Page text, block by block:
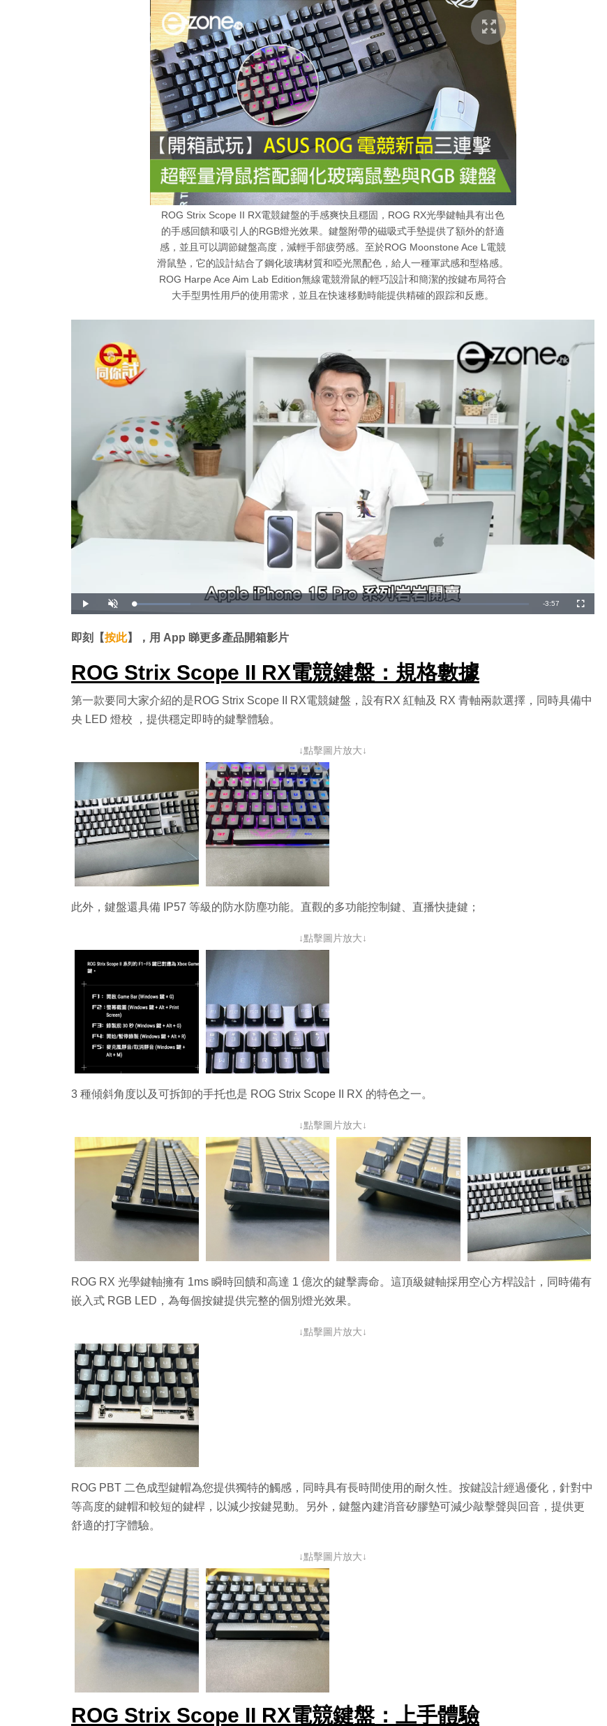
ROG Strix Scope II RX電競鍵盤的手感爽快且穩固，ROG RX光學鍵軸具有出色
的手感回饋和吸引人的RGB燈光效果。鍵盤附帶的磁吸式手墊提供了額外的舒適
感，並且可以調節鍵盤高度，減輕手部疲勞感。至於ROG Moonstone Ace L電競
滑鼠墊，它的設計結合了鋼化玻璃材質和啞光黑配色，給人一種軍武感和型格感。
ROG Harpe Ace Aim Lab Edition無線電競滑鼠的輕巧設計和簡潔的按鍵布局符合
大手型男性用戶的使用需求，並且在快速移動時能提供精確的跟踪和反應。
播
放
開
啟
載
入
1
4
%
剩
-3:57
全
螢
即刻【按此】，用 App 睇更多產品開箱影片
ROG Strix Scope II RX電競鍵盤：規格數據
第一款要同大家介紹的是ROG Strix Scope II RX電競鍵盤，設有RX 紅軸及 RX 青軸兩款選擇，同時具備中
央 LED 燈校 ，提供穩定即時的鍵擊體驗。
↓點擊圖片放大↓
此外，鍵盤還具備 IP57 等級的防水防塵功能。直觀的多功能控制鍵、直播快捷鍵；
↓點擊圖片放大↓
3 種傾斜角度以及可拆卸的手托也是 ROG Strix Scope II RX 的特色之一。
↓點擊圖片放大↓
ROG RX 光學鍵軸擁有 1ms 瞬時回饋和高達 1 億次的鍵擊壽命。這頂級鍵軸採用空心方桿設計，同時備有
嵌入式 RGB LED，為每個按鍵提供完整的個別燈光效果。
↓點擊圖片放大↓
ROG PBT 二色成型鍵帽為您提供獨特的觸感，同時具有長時間使用的耐久性。按鍵設計經過優化，針對中
等高度的鍵帽和較短的鍵桿，以減少按鍵晃動。另外，鍵盤內建消音矽膠墊可減少敲擊聲與回音，提供更
舒適的打字體驗。
↓點擊圖片放大↓
ROG Strix Scope II RX電競鍵盤：上手體驗